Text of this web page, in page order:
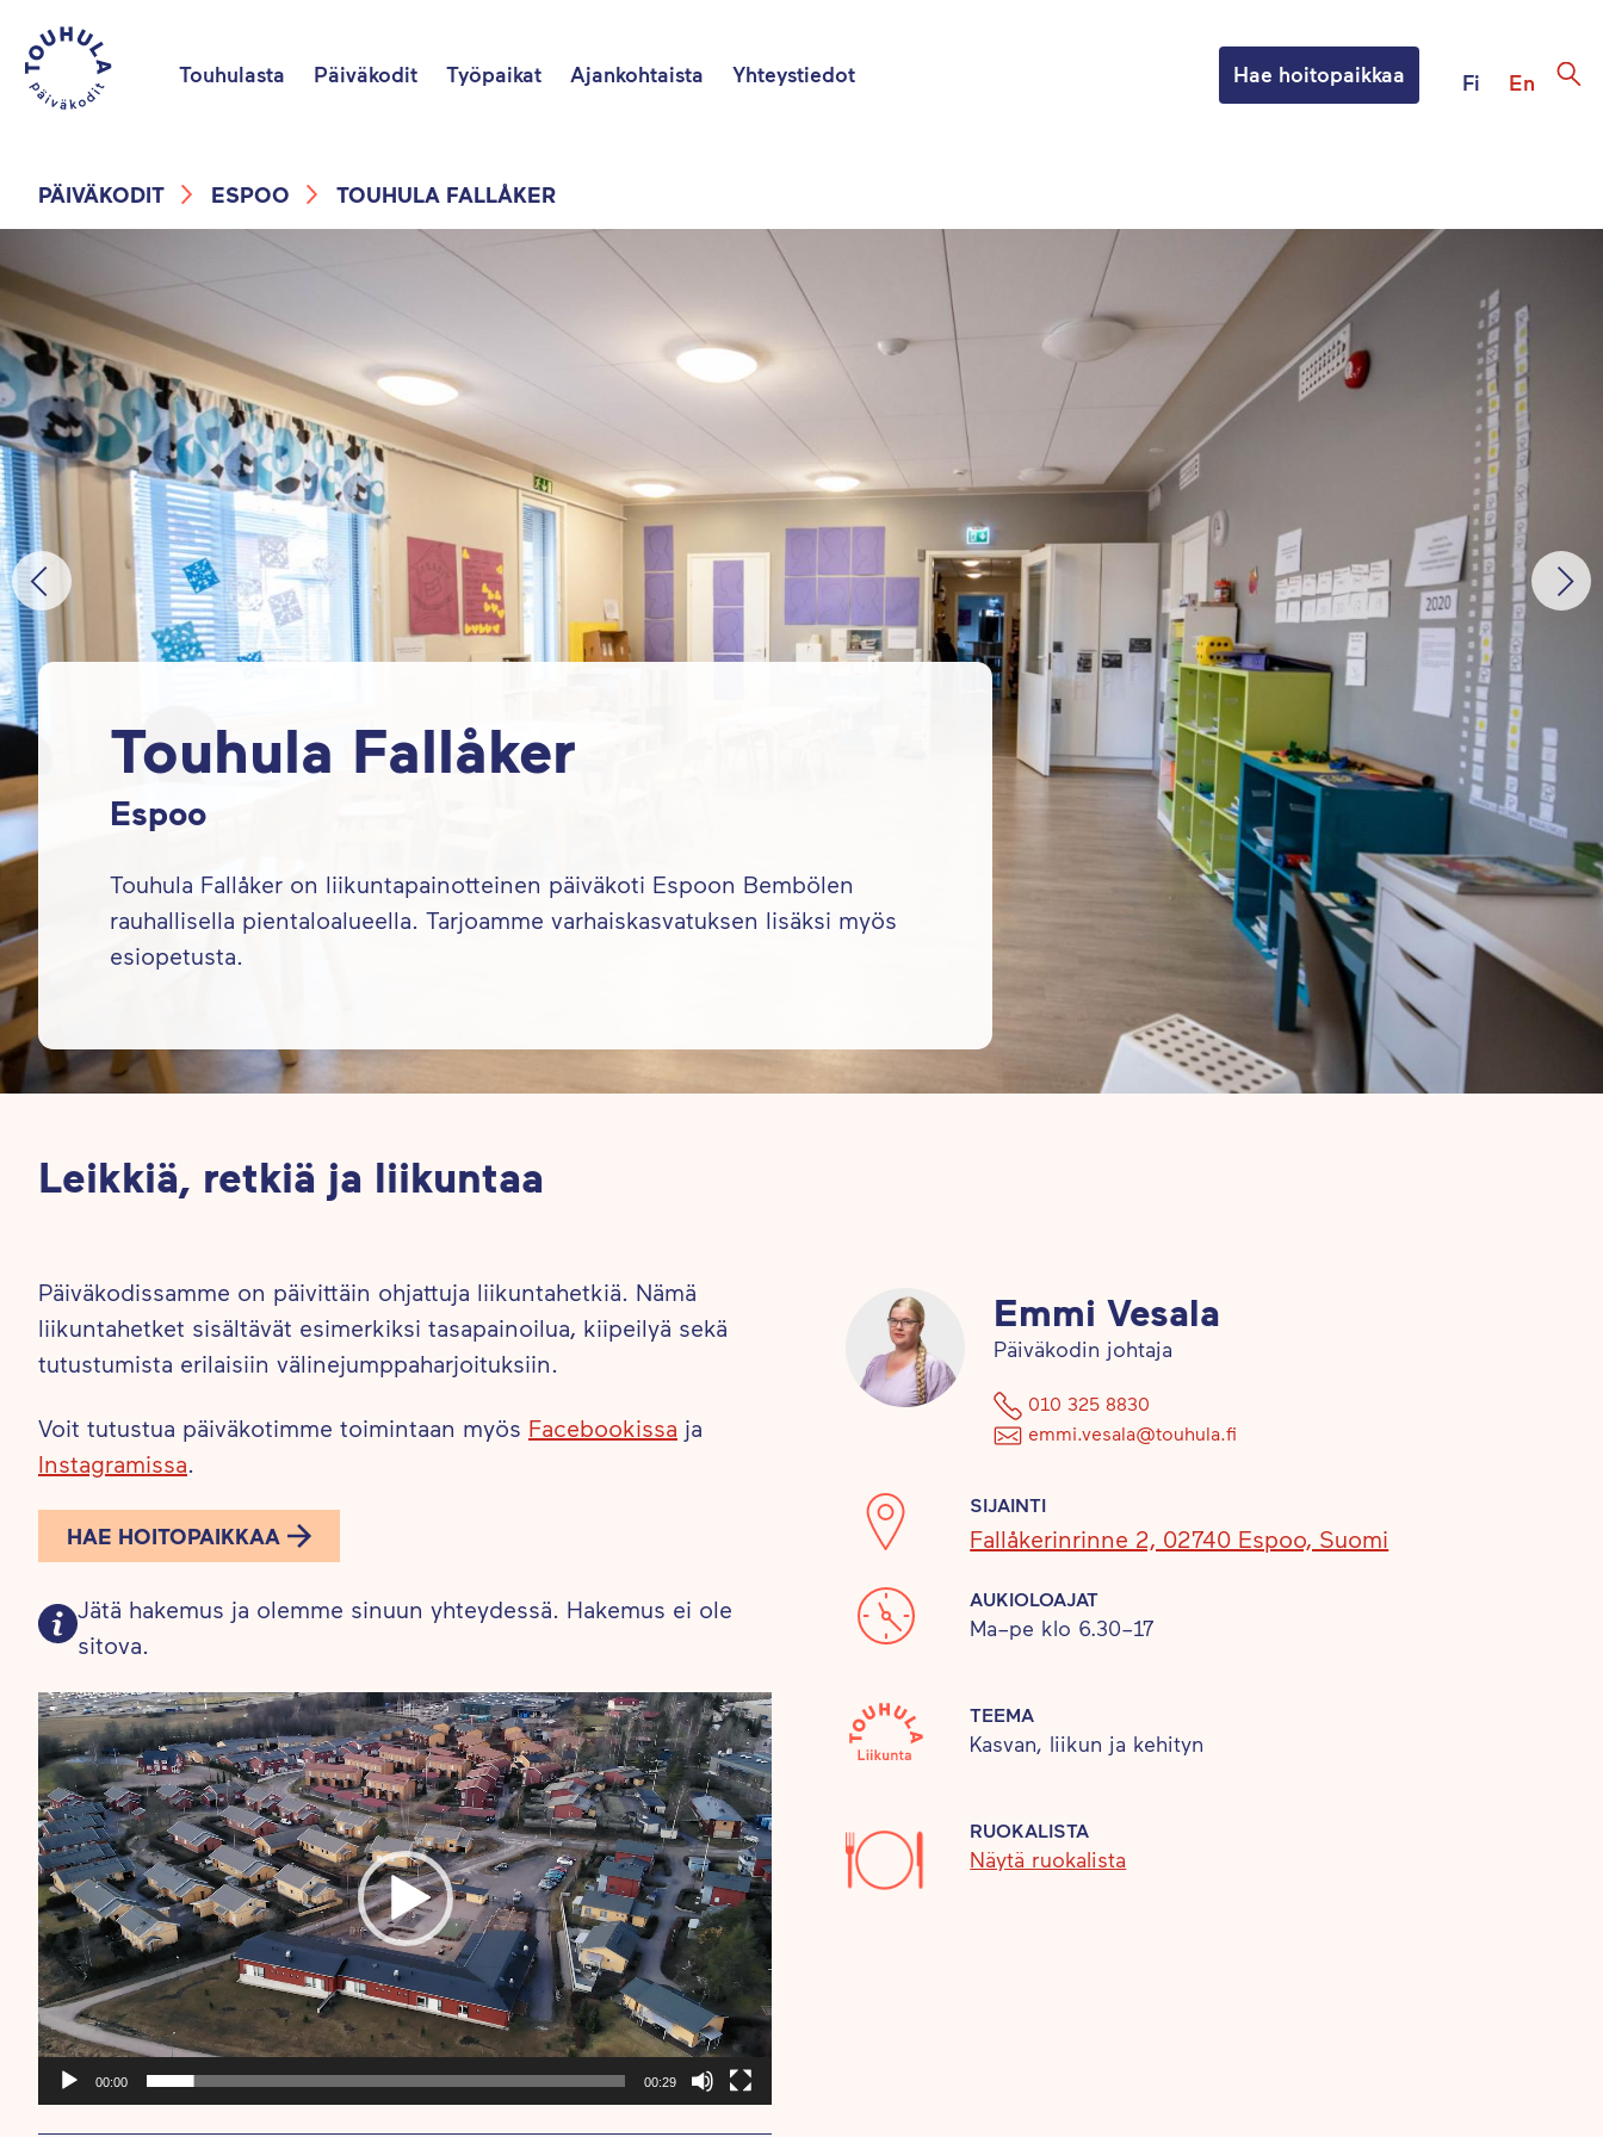
Touhulasta Päiväkodit Työpaikat Ajankohtaista Yhteystiedot Hae hoitopaikkaa Fi En
PÄIVÄKODIT ESPOO TOUHULA FALLÅKER
Touhula Fallåker
Espoo
Touhula Fallåker on liikuntapainotteinen päiväkoti Espoon Bembölen
rauhallisella pientaloalueella. Tarjoamme varhaiskasvatuksen lisäksi myös
esiopetusta.
Leikkiä, retkiä ja liikuntaa
Päiväkodissamme on päivittäin ohjattuja liikuntahetkiä. Nämä
liikuntahetket sisältävät esimerkiksi tasapainoilua, kiipeilyä sekä
tutustumista erilaisiin välinejumppaharjoituksiin.
Voit tutustua päiväkotimme toimintaan myös Facebookissa ja
Instagramissa.
HAE HOITOPAIKKAA
Jätä hakemus ja olemme sinuun yhteydessä. Hakemus ei ole
sitova.
Videotoistin
00:00 00:29
Emmi Vesala
Päiväkodin johtaja
010 325 8830
emmi.vesala@touhula.fi
SIJAINTI
Fallåkerinrinne 2, 02740 Espoo, Suomi
AUKIOLOAJAT
Ma–pe klo 6.30–17
TEEMA
Kasvan, liikun ja kehityn
RUOKALISTA
Näytä ruokalista